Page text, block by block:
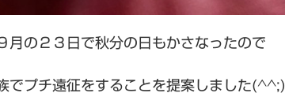
月の２３日で秋分の日もかさなったので
でプチ遠征をすることを提案しました(^^;)